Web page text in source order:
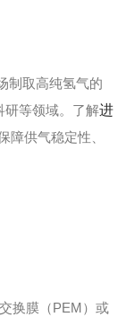
取高纯氢气的
研等领域。了解进
障供气稳定性、
换膜（PEM）或